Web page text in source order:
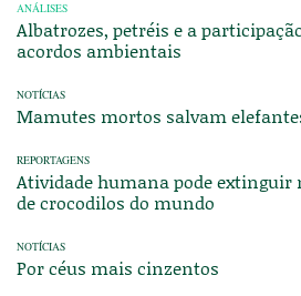
ANÁLISES
Albatrozes, petréis e a
acordos ambientais
NOTÍCIAS
Mamutes mortos salvam
REPORTAGENS
Atividade humana pode extinguir
de crocodilos do mundo
NOTÍCIAS
Por céus mais cinzentos